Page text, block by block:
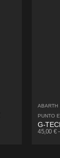
ABARTH
PUNTO
G-
45,00 €